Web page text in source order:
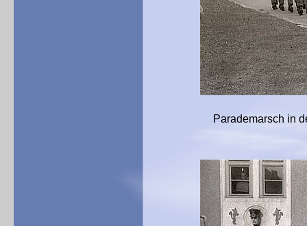
Parademarsch in der